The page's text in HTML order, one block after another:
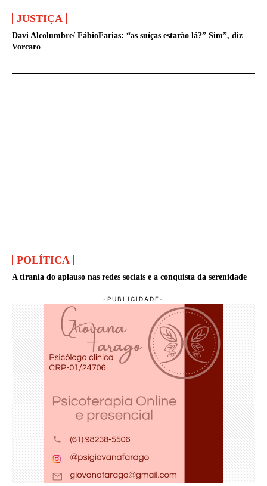
JUSTIÇA
Davi Alcolumbre/ FábioFarias: “as suíças estarão lá?” Sim”, diz
Vorcaro
POLÍTICA
A tirania do aplauso nas redes sociais e a conquista da serenidade